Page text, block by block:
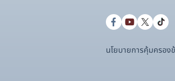
นโยบายการคุ้มครอ